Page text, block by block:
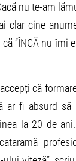
nu te-am
clar cine
“ÎNCĂ nu îmi
că
ar fi absurd
la 20 de